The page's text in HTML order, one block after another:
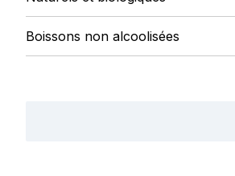
Boissons non alcoolisées